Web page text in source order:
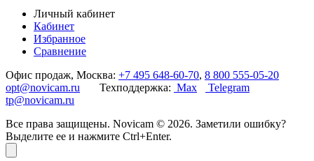
Личный кабинет
Кабинет
Избранное
Сравнение
Офис продаж, Москва: +7 495 648-60-70, 8 800 555-05-20
opt@novicam.ru Техподдержка: Max
Telegram
tp@novicam.ru
Все права защищены. Novicam © 2026. Заметили ошибку?
Выделите ее и нажмите Ctrl+Enter.